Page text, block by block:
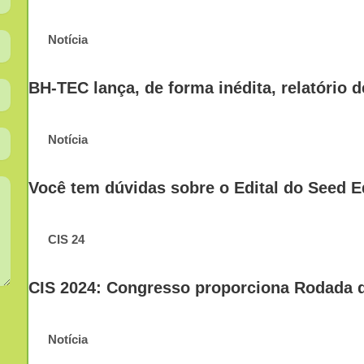
Notícia
BH-TEC lança, de forma inédita, relatório
Notícia
Você tem dúvidas sobre o Edital do Seed
CIS 24
CIS 2024: Congresso proporciona
Notícia